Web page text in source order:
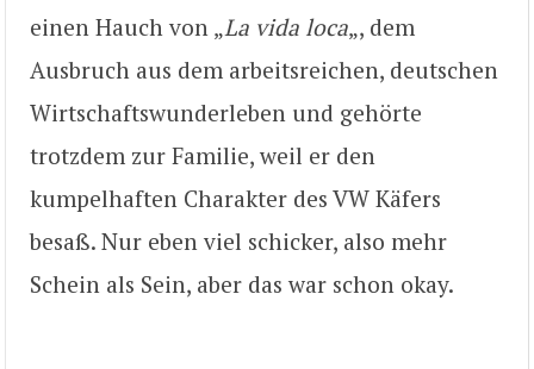
einen Hauch von „La vida loca„, dem
Ausbruch aus dem arbeitsreichen, deutschen
Wirtschaftswunderleben und gehörte
trotzdem zur Familie, weil er den
kumpelhaften Charakter des VW Käfers
besaß. Nur eben viel schicker, also mehr
Schein als Sein, aber das war schon okay.